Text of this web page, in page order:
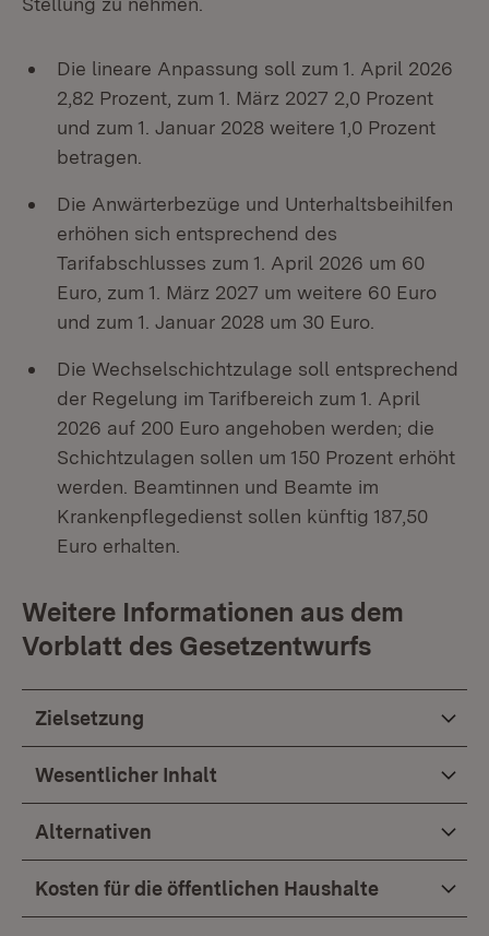
Die lineare Anpassung soll zum 1. April 2026
2,82 Prozent, zum 1. März 2027 2,0 Prozent
und zum 1. Januar 2028 weitere 1,0 Prozent
betragen.
Die Anwärterbezüge und Unterhaltsbeihilfen
erhöhen sich entsprechend des
Tarifabschlusses zum 1. April 2026 um 60
Euro, zum 1. März 2027 um weitere 60 Euro
und zum 1. Januar 2028 um 30 Euro.
Die Wechselschichtzulage soll entsprechend
der Regelung im Tarifbereich zum 1. April
2026 auf 200 Euro angehoben werden; die
Schichtzulagen sollen um 150 Prozent erhöht
werden. Beamtinnen und Beamte im
Krankenpflegedienst sollen künftig 187,50
Euro erhalten.
Weitere Informationen aus dem
Vorblatt des Gesetzentwurfs
Zielsetzung
Wesentlicher Inhalt
Alternativen
Kosten für die öffentlichen Haushalte